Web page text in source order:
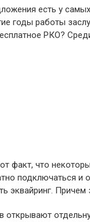
есть у
годы работы
РКО?
факт, что
подключаться и
Причем
открывают